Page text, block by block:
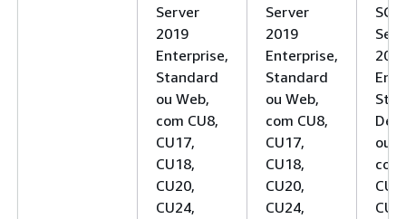
Server
2019
Enterprise,
Standard
ou Web,
com CU8,
CU17,
CU18,
CU20,
CU24,
Server
2019
Enterprise,
Standard
ou Web,
com CU8,
CU17,
CU18,
CU20,
CU24,
SQL
ou
com